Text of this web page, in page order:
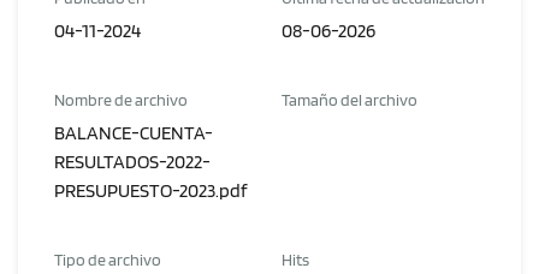
04-11-2024 08-06-2026
Nombre de archivo
BALANCE-CUENTA-
RESULTADOS-2022-
PRESUPUESTO-2023.pdf
Tamaño del archivo
Tipo de archivo Hits